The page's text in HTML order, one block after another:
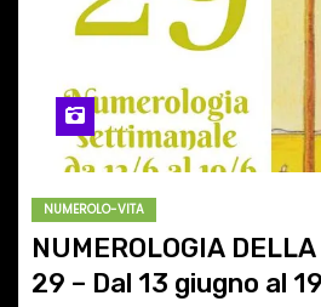
NUMEROLO-VITA
NUMEROLOGIA
29 – Dal 13 giugno al